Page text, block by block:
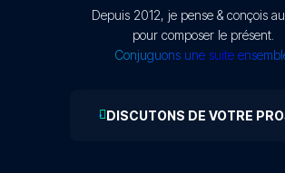
Depuis 2012, je pense & conçois
pour composer le présent.
Conjuguons une suite
DISCUTONS DE VOTRE